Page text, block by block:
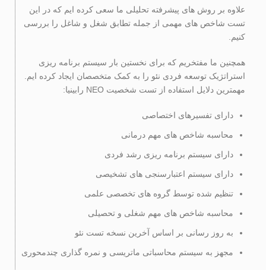
علاوه بر روش های پیشرفته تحلیلی ما سعی کرده ایم که در این
تست شاخص های مهمی از جمله تطابق شغل و شاغل را بررسی
کنیم.
همچنین ما مفتخریم که برای نخستین بار سیستم برنامه ریزی
استراتژیک توسعه فردی نئو را به کمک متخصصان ایجاد کرده ایم.
مهمترین دلایل استفاده از تست شخصیت NEO رابینیا:
دارای تفسیرهای اختصاصی
محاسبه شاخص های مهم درمانی
دارای سیستم برنامه ریزی رشد فردی
دارای سیستم اعتبارسنجی های تشخیصی
تنظیم شده توسط گروه های تخصصی علمی
محاسبه شاخص های مهم شغلی و تحصیلی
به روز رسانی بر اساس آخرین نسخه تست نئو
مجهز به سیستم محاسباتی ماتریسی و نمره گذاری چندمحوری